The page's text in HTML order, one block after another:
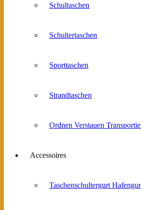
Schultaschen
Schultertaschen
Sporttaschen
Strandtaschen
Ordnen Verstauen
Accessoires
Taschenschultergurt